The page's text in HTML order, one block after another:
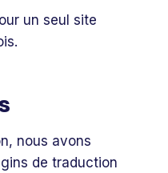
un seul site
nous avons
de traduction